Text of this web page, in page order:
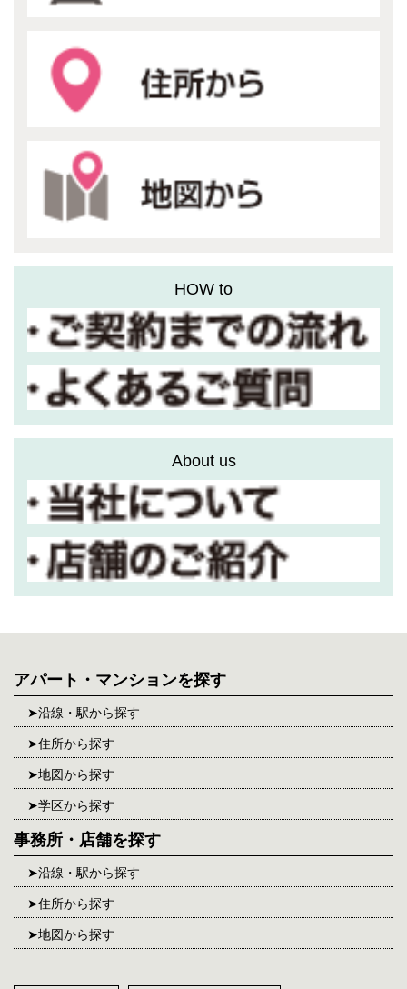
HOW to
About us
アパート・マンションを探す
沿線・駅から探す
住所から探す
地図から探す
学区から探す
事務所・店舗を探す
沿線・駅から探す
住所から探す
地図から探す